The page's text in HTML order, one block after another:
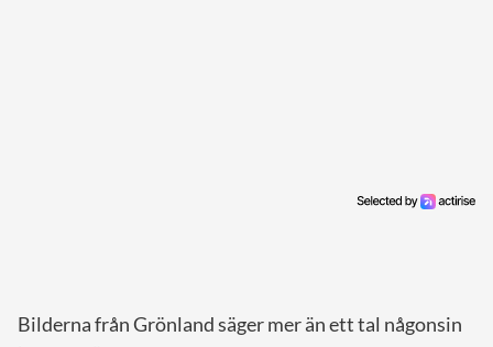
Bilderna från Grönland säger mer än ett tal någonsin